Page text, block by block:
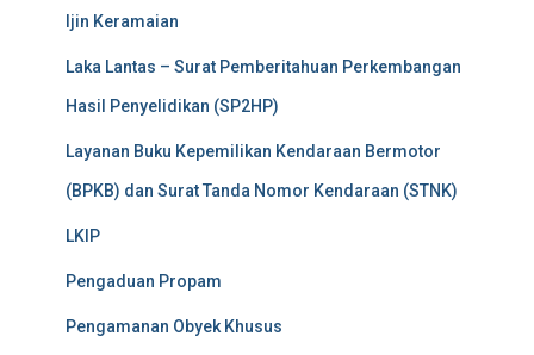
Ijin Keramaian
Laka Lantas – Surat Pemberitahuan Perkembangan
Hasil Penyelidikan (SP2HP)
Layanan Buku Kepemilikan Kendaraan Bermotor
(BPKB) dan Surat Tanda Nomor Kendaraan (STNK)
LKIP
Pengaduan Propam
Pengamanan Obyek Khusus